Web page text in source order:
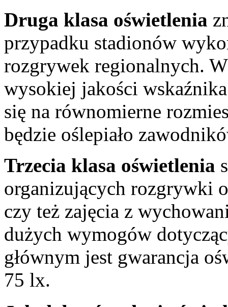
Druga klasa oświetlenia
przypadku stadionów
rozgrywek regionalnych.
wysokiej jakości
się na równomierne
będzie oślepiało
Trzecia klasa oświetlenia
organizujących rozgrywki
czy też zajęcia z
dużych wymogów
głównym jest gwarancja
75 lx.